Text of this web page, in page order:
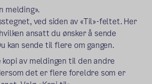
melding».
ved siden av «Til»-feltet. Her
ansatt du ønsker å sende
kan sende til flere om gangen.
kopi av meldingen til den andre
det er flere foreldre som er